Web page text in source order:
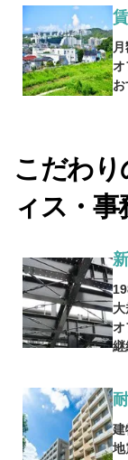
オ
お
こだわり
ィス・
オ
継
建
地